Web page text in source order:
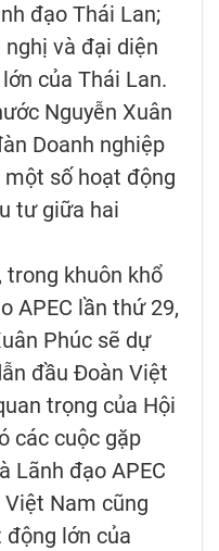
đạo Thái Lan;
và đại diện
của Thái Lan.
Nguyễn Xuân
Doanh nghiệp
số hoạt động
tư giữa hai
trong khuôn khổ
APEC lần thứ 29,
Phúc sẽ dự
đầu Đoàn Việt
trọng của Hội
các cuộc gặp
Lãnh đạo APEC
Nam cũng
lớn của